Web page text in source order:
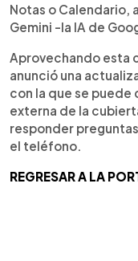
Notas o Calendario,
Gemini -la IA de
Aprovechando esta
anunció una
con la que se puede
externa de la
responder
el teléfono.
REGRESAR A LA